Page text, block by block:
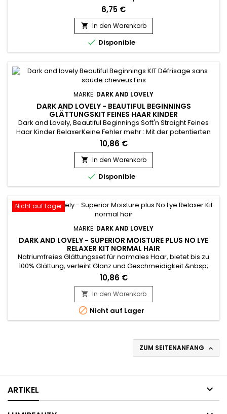
Technology können Sie die Menge jedes Mal optimal
abmessen und einfach mischen. Ultra-Pflege : Aloe Vera und
Kokosnuss-Öl in einer kuscheligen Öl-Feuchtigkeitspflege,
um den Entspannungsprozess mit optimaler Ernährung zu
beenden.
6,75 €
 In den Warenkorb
 Disponible
MARKE: DARK AND LOVELY
DARK AND LOVELY - BEAUTIFUL BEGINNINGS
GLÄTTUNGSKIT FEINES HAAR KINDER
Dark and Lovely, Beautiful Beginnings Soft'n Straight Feines
Haar Kinder RelaxerKeine Fehler mehr : Mit der patentierten
No-mistake Technology können Sie die Menge optimal
abmessen und jedes Mal leicht mischen. Ultra-Pflege : Aloe
Vera und Kokosnuss-Öl in einer kuscheligen Öl-
Feuchtigkeitspflege, um den Glättungsprozess mit optimaler
Ernährung zu beenden.
10,86 €
 In den Warenkorb
 Disponible
Nicht auf Lager
MARKE: DARK AND LOVELY
DARK AND LOVELY - SUPERIOR MOISTURE PLUS NO LYE
RELAXER KIT NORMAL HAIR
Natriumfreies Glättungsset für normales Haar, bietet bis zu
100% Glättung, verleiht Glanz und Geschmeidigkeit.&nbsp;
Dank seiner mit Sheabutter angereicherten Formel glättet
Dark and Lovely Superior Moisture Plus das Haar mit bis zu
60% weniger Haarbruch.&nbsp; Das Dark and Lovely Superior
Moisture Plus Kit für regelmäßiges, natriumfreies Glätten...
10,86 €
 In den Warenkorb
 Nicht auf Lager
ZUM SEITENANFANG 
ARTIKEL 